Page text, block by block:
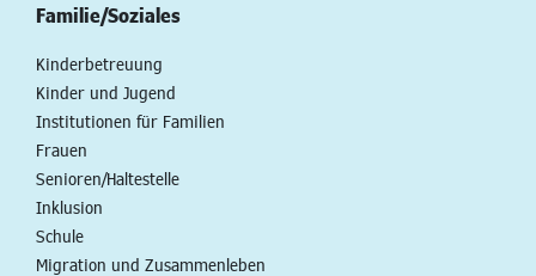
Familie/Soziales
Kinderbetreuung
Kinder und Jugend
Institutionen für Familien
Frauen
Senioren/Haltestelle
Inklusion
Schule
Migration und Zusammenleben